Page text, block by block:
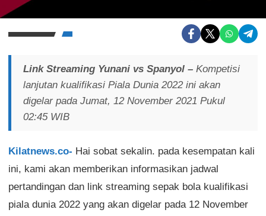
Link Streaming Yunani vs Spanyol – Kompetisi
lanjutan kualifikasi Piala Dunia 2022 ini akan
digelar pada Jumat, 12 November 2021 Pukul
02:45 WIB
Kilatnews.co- Hai sobat sekalin. pada kesempatan kali
ini, kami akan memberikan informasikan jadwal
pertandingan dan link streaming sepak bola kualifikasi
piala dunia 2022 yang akan digelar pada 12 November